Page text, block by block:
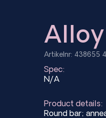
Artikelnr: 438655
Spec:
N/A
Product details:
Round bar;